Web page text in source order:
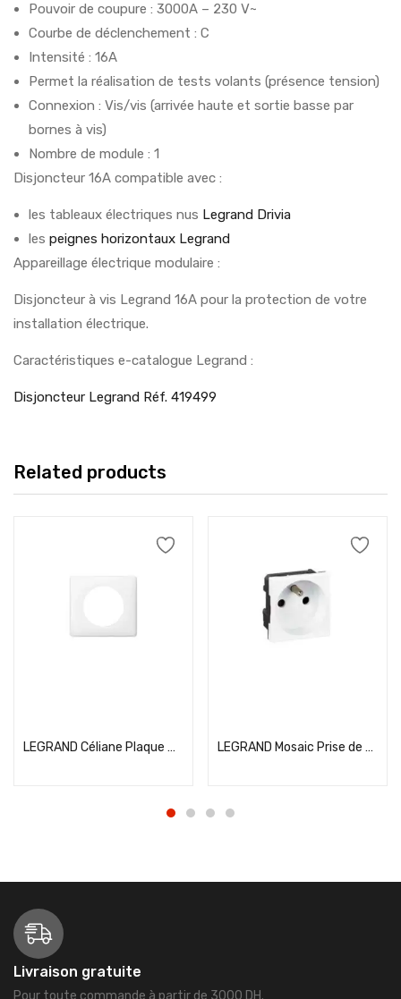
Pouvoir de coupure : 3000A – 230 V~
Courbe de déclenchement : C
Intensité : 16A
Permet la réalisation de tests volants (présence tension)
Connexion : Vis/vis (arrivée haute et sortie basse par
bornes à vis)
Nombre de module : 1
Disjoncteur 16A compatible avec :
les tableaux électriques nus Legrand Drivia
les peignes horizontaux Legrand
Appareillage électrique modulaire :
Disjoncteur à vis Legrand 16A pour la protection de votre
installation électrique.
Caractéristiques e-catalogue Legrand :
Disjoncteur Legrand Réf. 419499
Related products
LEGRAND Céliane Plaque Memories simple Yesterday blanc – 066631 LEGRAND Mosaic Prise de courant 2P+T blanc – 077111
Livraison gratuite
Pour toute commande à partir de 3000 DH.